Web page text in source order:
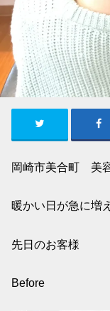
岡崎市美合町 美
暖かい日が急に増
先日のお客様
Before